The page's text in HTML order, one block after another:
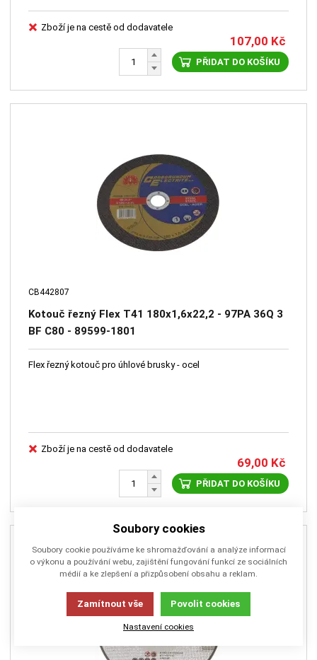
Zboží je na cestě od dodavatele
107,00 Kč
PŘIDAT DO KOŠÍKU
CB442807
Kotouč řezný Flex T41 180x1,6x22,2 - 97PA 36Q 3
BF C80 - 89599-1801
Flex řezný kotouč pro úhlové brusky - ocel
Zboží je na cestě od dodavatele
69,00 Kč
PŘIDAT DO KOŠÍKU
Soubory cookies
Soubory cookie používáme ke shromažďování a analýze informací
o výkonu a používání webu, zajištění fungování funkcí ze sociálních
médií a ke zlepšení a přizpůsobení obsahu a reklam.
Zamítnout vše Povolit cookies
Nastavení cookies